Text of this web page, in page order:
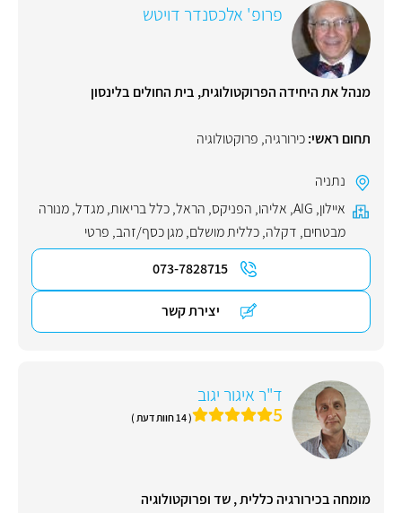
פרופ' אלכסנדר דויטש
מנהל את היחידה הפרוקטולוגית, בית החולים בלינסון
תחום ראשי:כירורגיה, פרוקטולוגיה
נתניה
איילון,
AIG
, אליהו, הפניקס, הראל,כלל בריאות,מגדל,מנורה
מבטחים, דקלה,כללית מושלם,מגן כסף/זהב, פרטי
073-7828715
יצירת קשר
ד"ר איגור יגוב
5 ( 14 חוות דעת )
מומחה בכירורגיה כללית , שד ופרוקטולוגיה